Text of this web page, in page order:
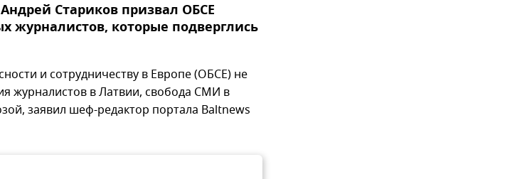
Стариков призвал ОБСЕ
журналистов, которые подверглись
и сотрудничеству в Европе (ОБСЕ) не
журналистов в Латвии, свобода СМИ в
заявил шеф-редактор портала Baltnews